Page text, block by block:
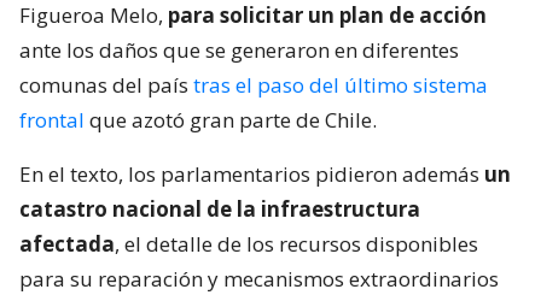
Figueroa Melo, para solicitar un plan de acción
ante los daños que se generaron en diferentes
comunas del país tras el paso del último sistema
frontal que azotó gran parte de Chile.
En el texto, los parlamentarios pidieron además un
catastro nacional de la infraestructura
afectada, el detalle de los recursos disponibles
para su reparación y mecanismos extraordinarios